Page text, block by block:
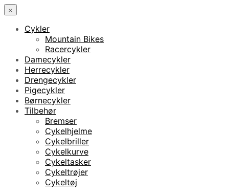
×
Cykler
Mountain Bikes
Racercykler
Damecykler
Herrecykler
Drengecykler
Pigecykler
Børnecykler
Tilbehør
Bremser
Cykelhjelme
Cykelbriller
Cykelkurve
Cykeltasker
Cykeltrøjer
Cykeltøj